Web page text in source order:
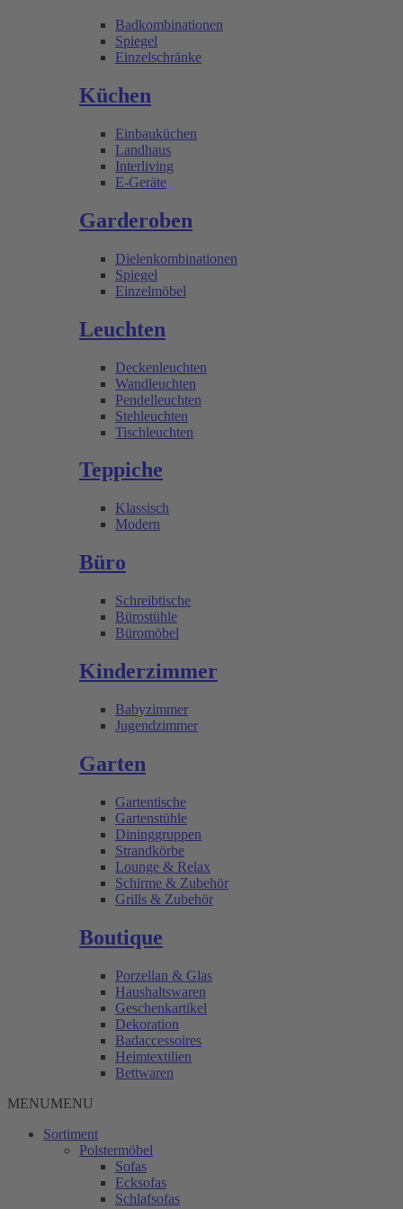
Badkombinationen
Spiegel
Einzelschränke
Küchen
Einbauküchen
Landhaus
Interliving
E-Geräte
Garderoben
Dielenkombinationen
Spiegel
Einzelmöbel
Leuchten
Deckenleuchten
Wandleuchten
Pendelleuchten
Stehleuchten
Tischleuchten
Teppiche
Klassisch
Modern
Büro
Schreibtische
Bürostühle
Büromöbel
Kinderzimmer
Babyzimmer
Jugendzimmer
Garten
Gartentische
Gartenstühle
Dininggruppen
Strandkörbe
Lounge & Relax
Schirme & Zubehör
Grills & Zubehör
Boutique
Porzellan & Glas
Haushaltswaren
Geschenkartikel
Dekoration
Badaccessoires
Heimtextilien
Bettwaren
MENUMENU
Sortiment
Polstermöbel
Sofas
Ecksofas
Schlafsofas